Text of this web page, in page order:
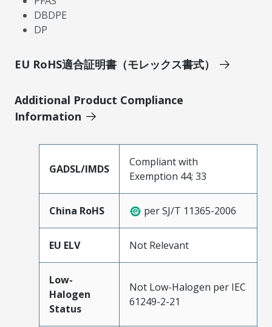
DBDPE
DP
EU RoHS適合証明書（モレックス書式）
Additional Product Compliance
Information
GADSL/IMDS
Compliant with
Exemption 44; 33
China RoHS per SJ/T 11365-2006
EU ELV Not Relevant
Low-
Halogen
Status
Not Low-Halogen per IEC
61249-2-21